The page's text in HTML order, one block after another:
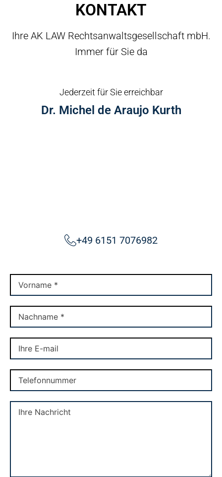
KONTAKT
Ihre AK LAW Rechtsanwaltsgesellschaft mbH.
Immer für Sie da
Jederzeit für Sie erreichbar
Dr. Michel de Araujo Kurth
+49 6151 7076982